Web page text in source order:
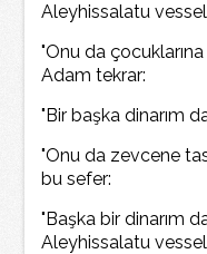
Aleyhissalatu
"Onu da
Adam tekrar:
"Bir başka dinarım
"Onu da zevcene
bu sefer:
"Başka bir dinarım
Aleyhissalatu